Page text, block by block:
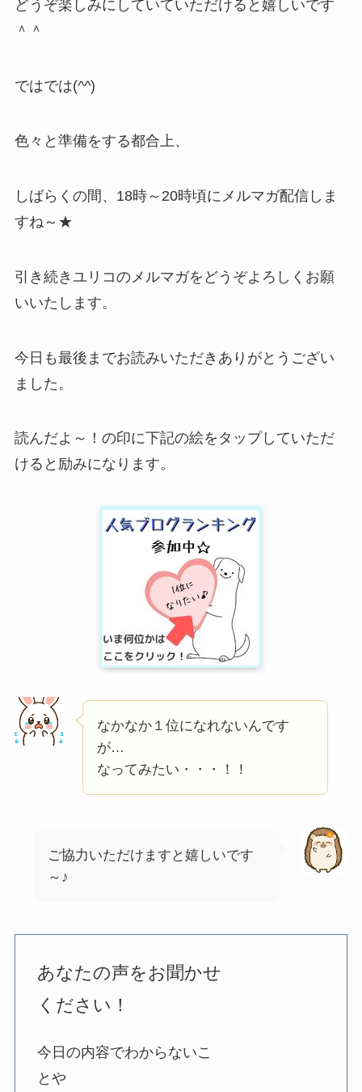
どうぞ楽しみにしていていただけると嬉しいです
＾＾
ではでは(^^)
色々と準備をする都合上、
しばらくの間、18時～20時頃にメルマガ配信しま
すね～★
引き続きユリコのメルマガをどうぞよろしくお願
いいたします。
今日も最後までお読みいただきありがとうござい
ました。
読んだよ～！の印に下記の絵をタップしていただ
けると励みになります。
なかなか１位になれないんです
が…
なってみたい・・・！！
ご協力いただけますと嬉しいです
～♪
あなたの声をお聞かせ
ください！
今日の内容でわからないこ
とや